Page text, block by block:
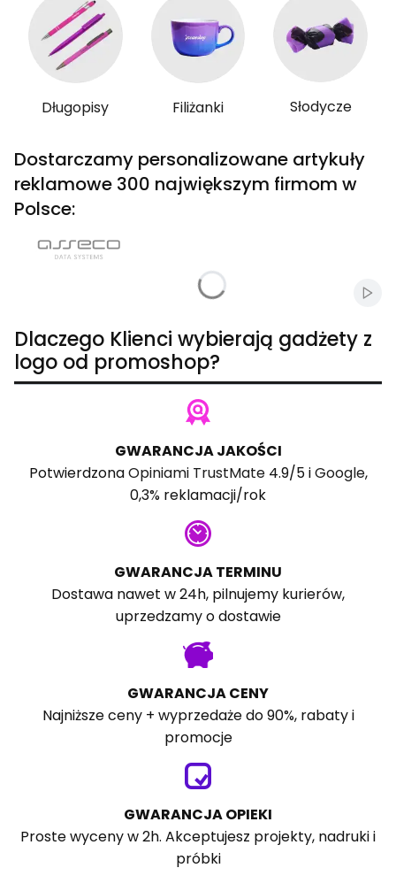
Długopisy Filiżanki Słodycze
Dostarczamy personalizowane artykuły
reklamowe 300 największym firmom w
Polsce:
Dlaczego Klienci wybierają gadżety z
logo od promoshop?
GWARANCJA JAKOŚCI
PotwierdzonaOpiniami TrustMate4.9/5 iGoogle,
0,3% reklamacji/rok
GWARANCJA TERMINU
Dostawa nawet w 24h, pilnujemy kurierów,
uprzedzamy o dostawie
GWARANCJA CENY
Najniższe ceny + wyprzedaże do 90%, rabaty i
promocje
GWARANCJA OPIEKI
Proste wyceny w 2h. Akceptujesz projekty, nadruki i
próbki